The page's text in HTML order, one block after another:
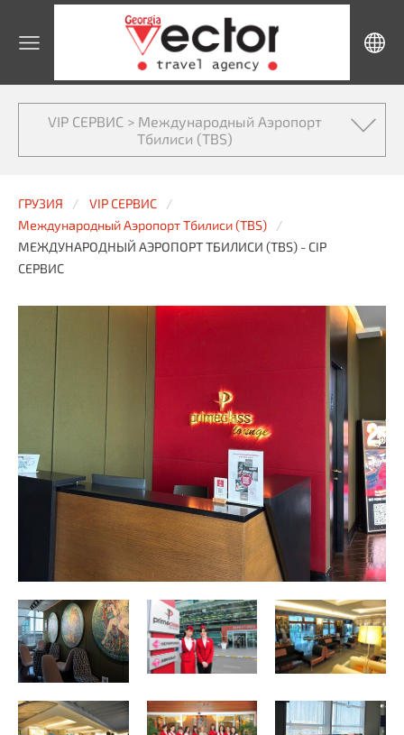
VIP СЕРВИС > Международный Аэропорт
Тбилиси (TBS)
ГРУЗИЯ
VIP СЕРВИС
Международный Аэропорт Тбилиси (TBS)
МЕЖДУНАРОДНЫЙ АЭРОПОРТ ТБИЛИСИ (TBS) - CIP
СЕРВИС